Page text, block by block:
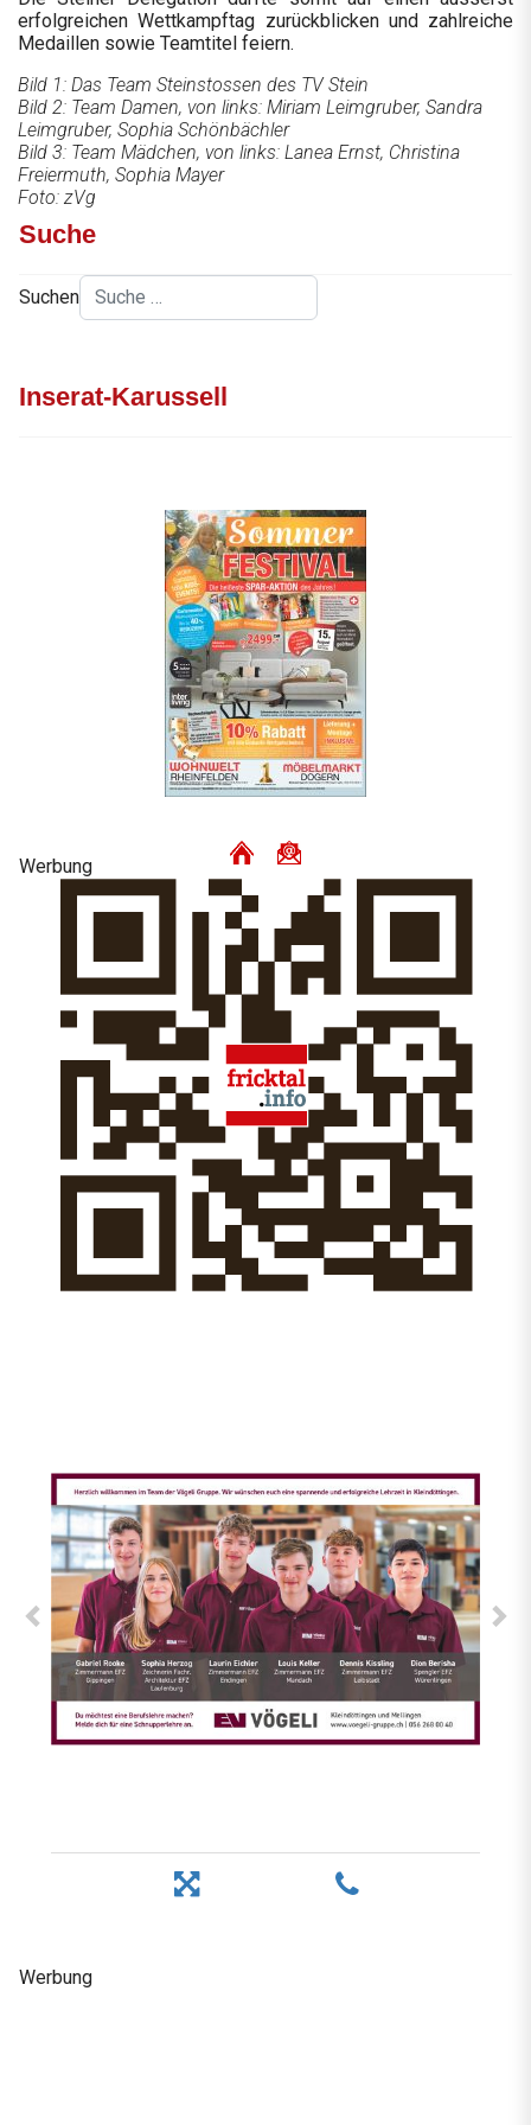
erfolgreichen Wettkampftag zurückblicken und zahlreiche
Medaillen sowie Teamtitel feiern.
Bild 1: Das Team Steinstossen des TV Stein
Bild 2: Team Damen, von links: Miriam Leimgruber, Sandra
Leimgruber, Sophia Schönbächler
Bild 3: Team Mädchen, von links: Lanea Ernst, Christina
Freiermuth, Sophia Mayer
Foto: zVg
Suche
Suchen
Inserat-Karussell
Werbung
Werbung